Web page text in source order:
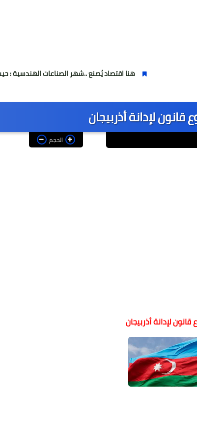
هنا اقتصاد يُصنع ..شهر الصناعات الهندسية : حيث تتحول
لإدانة أذربيجان
الحجم
لإدانة أذربيجان